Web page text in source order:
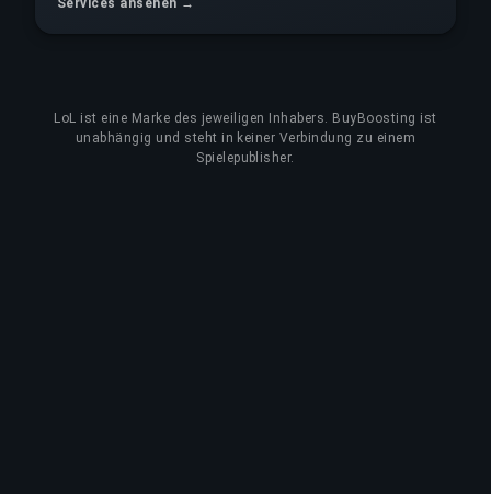
LoL
ist eine Marke des jeweiligen Inhabers. BuyBoosting ist
unabhängig und steht in keiner Verbindung zu einem
Spielepublisher.